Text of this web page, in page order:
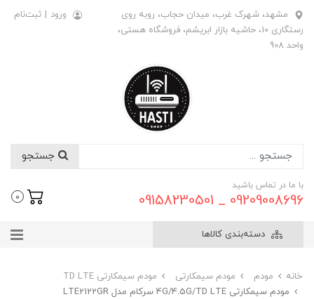
مشهد، شهرک غرب، میدان حجاب، روبه روی
رستگاری 10، حاشیه بازار ابریشم، فروشگاه هستی،
واحد 908
ورود | ثبت‌نام
با ما در تماس باشید
09209008696 _ 09158230501
0
دسته‌بندی کالاها
خانه مودم مودم سیمکارتی
مودم سیمکارتی TD LTE
مودم سیمکارتی 4G/4.5G/TD LTE سرکام مدل LTE2122GR